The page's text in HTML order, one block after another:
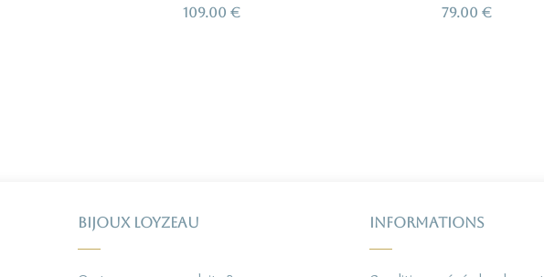
109.00 € 79.00 €
Bijoux Loyzeau Informations